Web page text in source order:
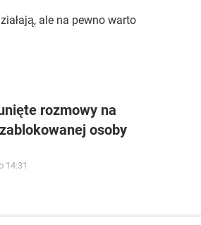
ale na pewno warto
rozmowy na
osoby
14:31